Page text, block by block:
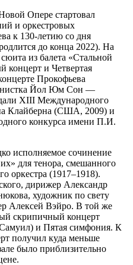
Опере стартовал
и оркестровых
к 130-летию со дня
до конца 2022). На
из балета «Стальной
концерт и Четвертая
Прокофьева
Йол Юм Сон —
XIII Международного
Клайберна (США, 2009) и
конкурса имени П.И.
исполняемое сочинение
для тенора, смешанного
оркестра (1917–1918).
дирижер Александр
художник по свету
Алексей Вэйро. В той же
скрипичный концерт
и Пятая симфония. К
получил куда меньше
было приблизительно